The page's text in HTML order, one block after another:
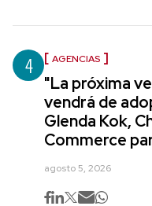
4 AGENCIAS
"La próxima
vendrá de
Glenda Kok,
Commerce
agosto 5, 2026